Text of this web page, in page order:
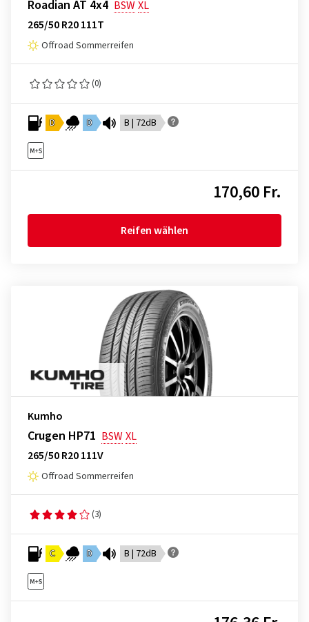
Roadian AT 4x4 BSWXL
265/50 R20 111T
Offroad Sommerreifen
(0)
D D B | 72dB
170,60 Fr.
Reifen wählen
Kumho
Crugen HP71 BSWXL
265/50 R20 111V
Offroad Sommerreifen
(3)
C D B | 72dB